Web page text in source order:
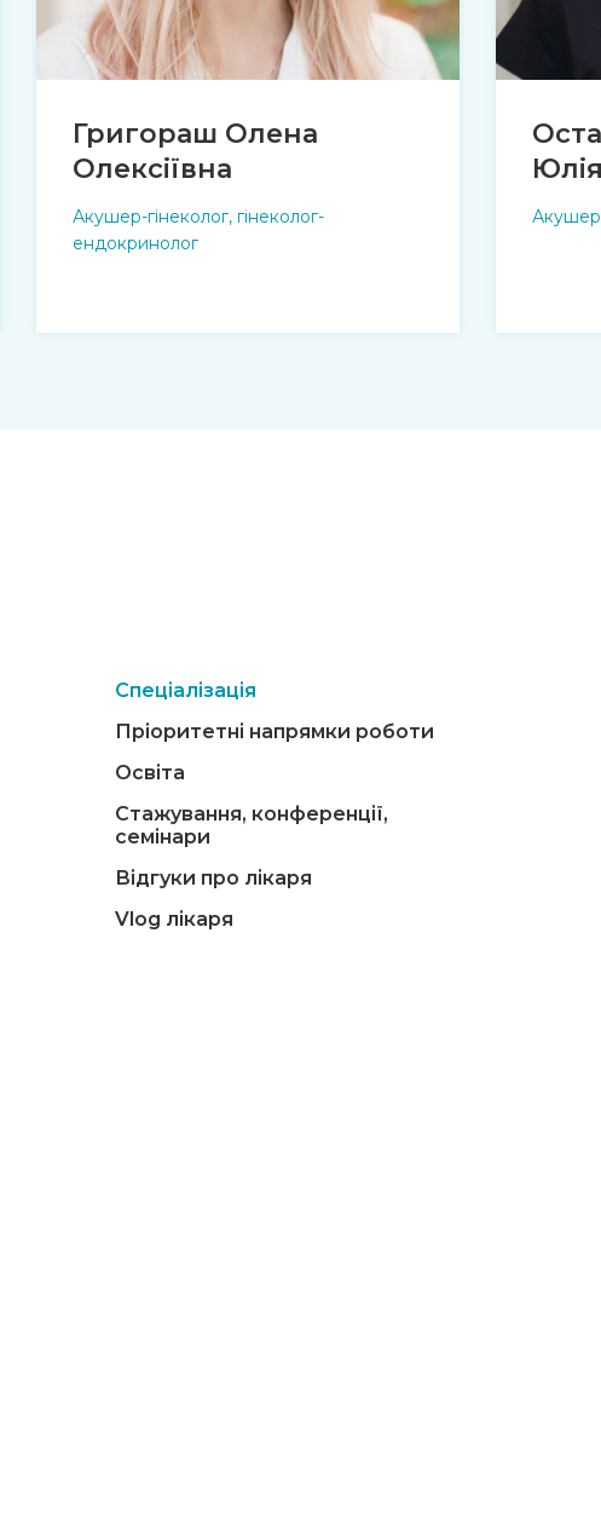
Григораш Олена
Олексіївна
Акушер-гінеколог, гінеколог-
ендокринолог
Спеціалізація
Пріоритетні напрямки роботи
Освіта
Стажування, конференції,
семінари
Відгуки про лікаря
Vlog лікаря